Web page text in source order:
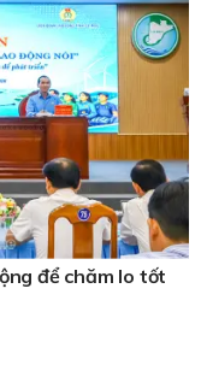
để chăm lo tốt